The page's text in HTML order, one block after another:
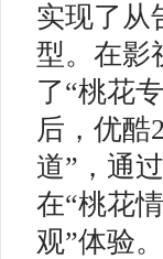
实现了从
型。在影
了“桃花
后，优酷
道”，通
在“桃花
观”体验。